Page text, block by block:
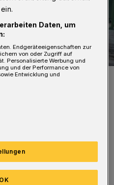
auch
Überflutung im Jahr
später – vom 23. bis
Daten, um
Endgeräteeigenschaften zur
von oder Zugriff auf
Personalisierte Werbung und
und der Performance von
Entwicklung und
OK